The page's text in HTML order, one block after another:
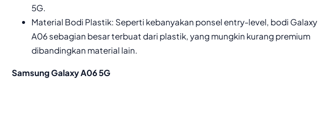
5G.
Material Bodi Plastik: Seperti kebanyakan ponsel entry-level, bodi Galaxy
A06 sebagian besar terbuat dari plastik, yang mungkin kurang premium
dibandingkan material lain.
Samsung Galaxy A06 5G